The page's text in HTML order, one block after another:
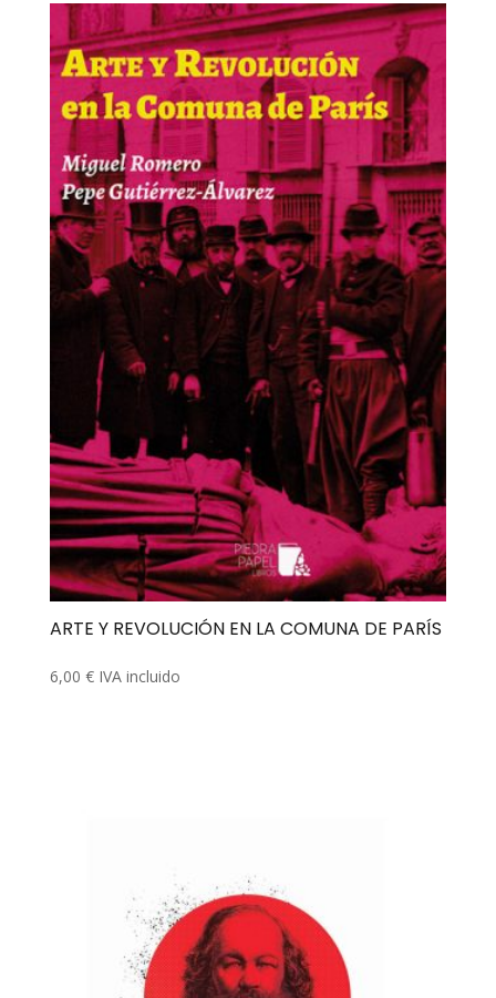
ARTE Y REVOLUCIÓN EN LA COMUNA DE PARÍS
6,00 € IVA incluido